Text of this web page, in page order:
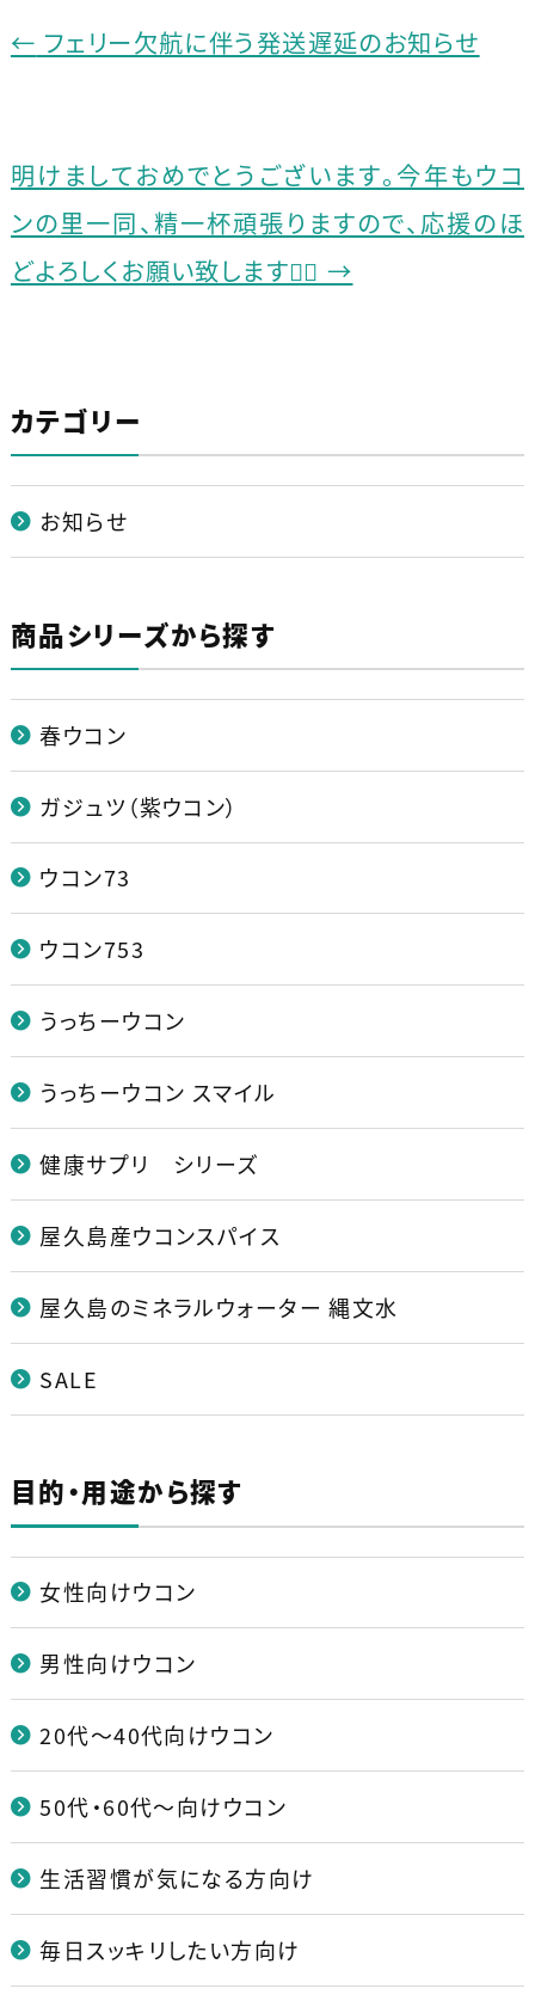
e
o
k
← フェリー欠航に伴う発送遅延のお知らせ
明けましておめでとうございます。今年もウコ
ンの里一同、精一杯頑張りますので、応援のほ
どよろしくお願い致します🙇‍♂️→
カテゴリー
お知らせ
商品シリーズから探す
春ウコン
ガジュツ（紫ウコン）
ウコン73
ウコン753
うっちーウコン
うっちーウコン スマイル
健康サプリ シリーズ
屋久島産ウコンスパイス
屋久島のミネラルウォーター 縄文水
SALE
目的・用途から探す
女性向けウコン
男性向けウコン
20代～40代向けウコン
50代・60代～向けウコン
生活習慣が気になる方向け
毎日スッキリしたい方向け